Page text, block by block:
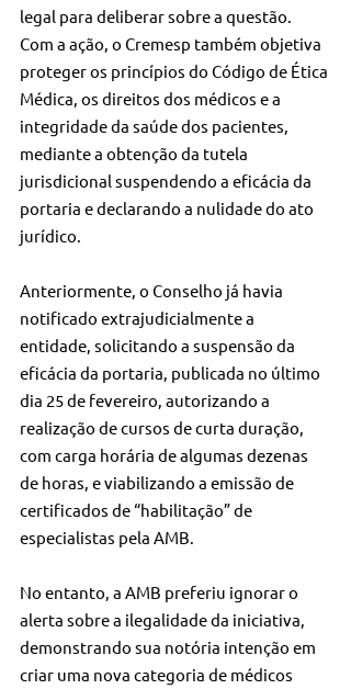
legal para deliberar sobre a questão.
Com a ação, o Cremesp também objetiva
proteger os princípios do Código de Ética
Médica, os direitos dos médicos e a
integridade da saúde dos pacientes,
mediante a obtenção da tutela
jurisdicional suspendendo a eficácia da
portaria e declarando a nulidade do ato
jurídico.
Anteriormente, o Conselho já havia
notificado extrajudicialmente a
entidade, solicitando a suspensão da
eficácia da portaria, publicada no último
dia 25 de fevereiro, autorizando a
realização de cursos de curta duração,
com carga horária de algumas dezenas
de horas, e viabilizando a emissão de
certificados de “habilitação” de
especialistas pela AMB.
No entanto, a AMB preferiu ignorar o
alerta sobre a ilegalidade da iniciativa,
demonstrando sua notória intenção em
criar uma nova categoria de médicos